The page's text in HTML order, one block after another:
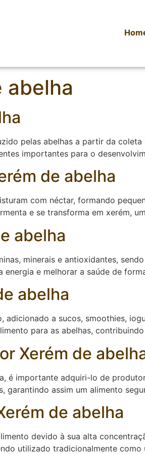
abelha
pelas abelhas a partir da
importantes para o
de abelha
com néctar, formando
e se transforma em xerém,
abelha
minerais e antioxidantes,
e melhorar a saúde de
abelha
adicionado a sucos, smoothies,
para as abelhas,
Xerém de
é importante adquiri-lo de
assim um alimento
de abelha
devido à sua alta
utilizado tradicionalmente como